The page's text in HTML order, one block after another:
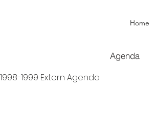
Home
Agenda
1998-1999 Extern Agenda